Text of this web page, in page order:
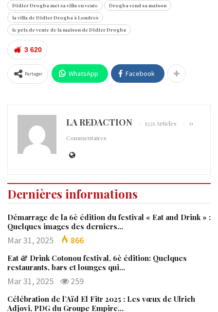
Didier Drogba met sa villa en vente
Drogba vend sa maison
la villa de Didier Drogba à Londres
le prix de vente de la maison de Didier Drogba
3 620
Partager WhatsApp Facebook
LA REDACTION 5321 Articles
0
Commentaires
Dernières informations
Démarrage de la 6è édition du festival « Eat and Drink » :
Quelques images des derniers…
Mar 31, 2025 866
Eat & Drink Cotonou festival, 6è édition: Quelques
restaurants, bars et lounges qui…
Mar 31, 2025 259
Célébration de l’Aïd El Fitr 2025 : Les vœux de Ulrich
Adjovi, PDG du Groupe Empire…